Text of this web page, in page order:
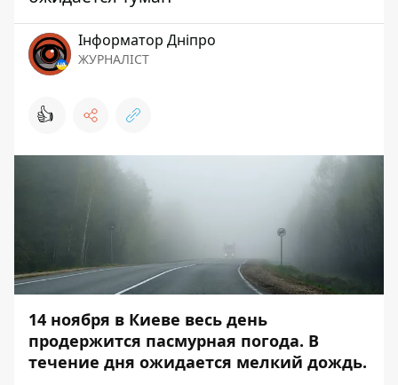
Інформатор Дніпро
ЖУРНАЛІСТ
👍
14 ноября в Киеве весь день
продержится пасмурная погода. В
течение дня ожидается мелкий дождь.